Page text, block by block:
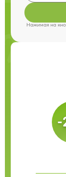
Нажимая на
-